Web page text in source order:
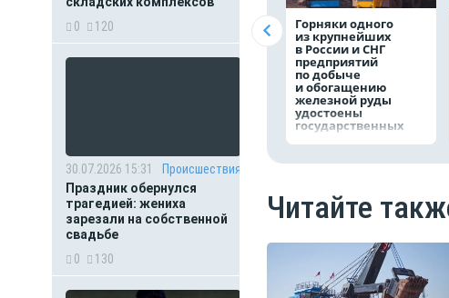
0
120
30.07.2026 15:31
Происшествия
Праздник обернулся
трагедией: жениха
зарезали на собственной
свадьбе
0
130
Горняки одного
из крупнейших
в России и СНГ
предприятий
по добыче
и обогащению
железной руды
удостоены
государственных
наград
Читайте